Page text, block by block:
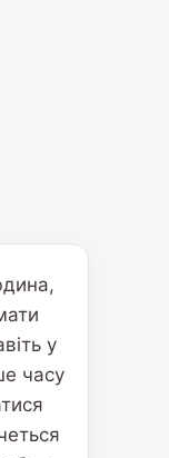
у
часу